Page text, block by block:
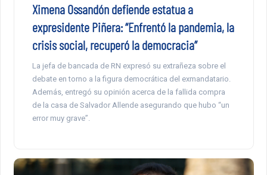
Ximena Ossandón defiende estatua a
expresidente Piñera: “Enfrentó la pandemia, la
crisis social, recuperó la democracia”
La jefa de bancada de RN expresó su extrañeza sobre el
debate en torno a la figura democrática del exmandatario.
Además, entregó su opinión acerca de la fallida compra
de la casa de Salvador Allende asegurando que hubo “un
error muy grave”.